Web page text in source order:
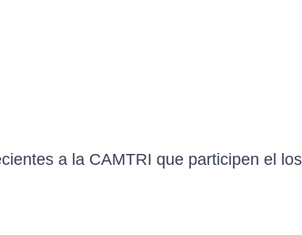
a la CAMTRI que participen el